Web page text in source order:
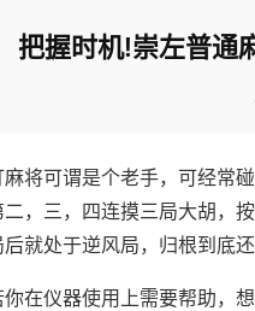
把握时机!崇左普通
麻将可谓是个老手，可经常
二，三，四连摸三局大胡，
就处于逆风局，归根到底还
你在仪器使用上需要帮助，